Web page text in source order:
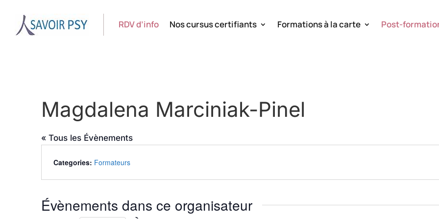
RDV d’info Nos cursus certifiants Formations à la carte Post-
Magdalena Marciniak-Pinel
« Tous les Évènements
Categories: Formateurs
Évènements dans ce organisateur